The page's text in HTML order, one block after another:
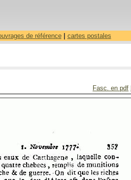
de référence| cartes postales
Fasc. en pdf